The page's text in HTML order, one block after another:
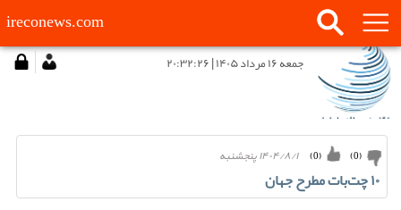
ireconews.com
جمعه ۱۶ مرداد ۱۴۰۵ | ۲۰:۳۲:۲۶
۱۴۰۴/۸/۱ پنجشنبه (
0
) (
0
)
۱۰ چت‌بات مطرح جهان